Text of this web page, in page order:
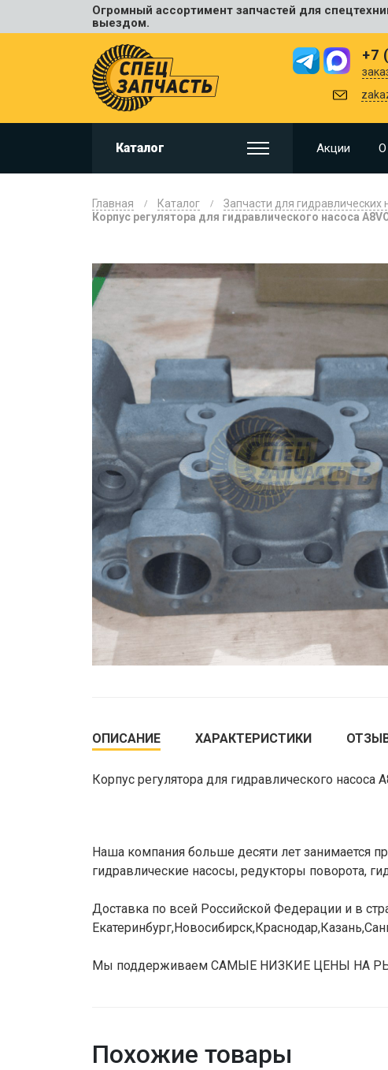
Огромный ассортимент запчастей для
выездом.
+7
Каталог Акции О
HITACHI
CAT
CASE
KOBELCO
LIUGONG
SHANTUI
Главная Каталог Запчасти для гидравлических
Корпус регулятора для гидравлического насоса
ОПИСАНИЕ ХАРАКТЕРИСТИКИ
Корпус регулятора для гидравлического насоса
Наша компания больше десяти лет занимается
гидравлические насосы, редукторы поворота,
Доставка по всей Российской Федерации и в
Мы поддерживаем САМЫЕ НИЗКИЕ ЦЕНЫ НА
Похожие товары